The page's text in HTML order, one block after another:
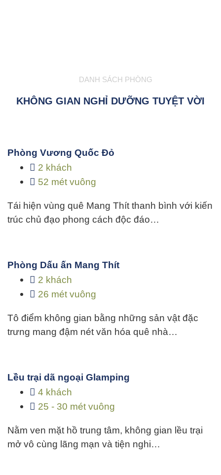
DANH SÁCH PHÒNG
KHÔNG GIAN NGHỈ DƯỠNG TUYỆT VỜI
Phòng Vương Quốc Đỏ
2 khách
52 mét vuông
Tái hiện vùng quê Mang Thít thanh bình với kiến
trúc chủ đạo phong cách độc đáo…
Phòng Dấu ấn Mang Thít
2 khách
26 mét vuông
Tô điểm không gian bằng những sản vật đặc
trưng mang đậm nét văn hóa quê nhà…
Lều trại dã ngoại Glamping
4 khách
25 - 30 mét vuông
Nằm ven mặt hồ trung tâm, không gian lều trại
mở vô cùng lãng mạn và tiện nghi…